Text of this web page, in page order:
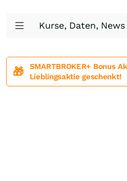
Kurse, Daten,
🎁
SMARTBROKER+ Bonus
Lieblingsaktie geschenkt!